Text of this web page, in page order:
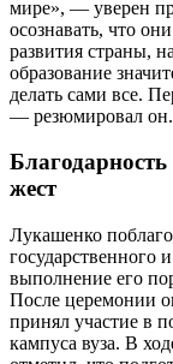
мире», — уверен
осознавать, что
развития страны,
образование
делать сами все.
— резюмировал он.
жест
Лукашенко
государственного
выполнение его
После церемонии
принял участие в
кампуса вуза. В